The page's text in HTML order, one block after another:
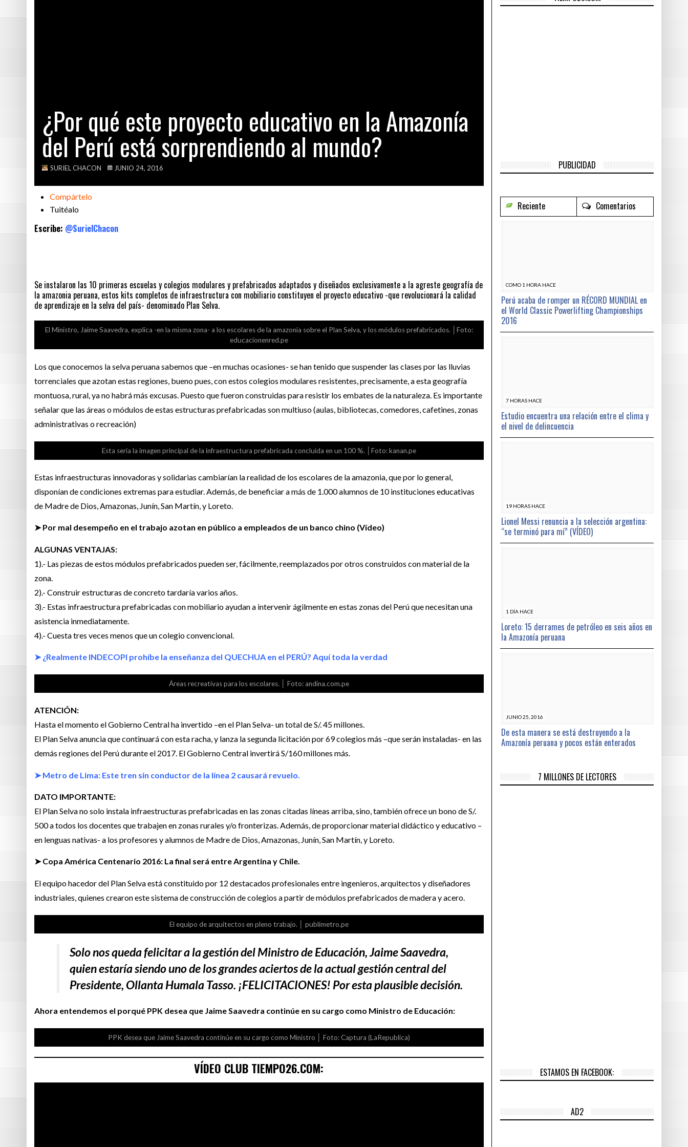
¿Por qué este proyecto educativo en la Amazonía
del Perú está sorprendiendo al mundo?
SURIEL CHACON JUNIO 24, 2016
Compártelo
Tuitéalo
Escribe: @SurielChacon
Se instalaron las 10 primeras escuelas y colegios modulares y prefabricados adaptados y diseñados exclusivamente a la agreste geografía de
la amazonia peruana, estos kits completos de infraestructura con mobiliario constituyen el proyecto educativo -que revolucionará la calidad
de aprendizaje en la selva del país- denominado Plan Selva.
El Ministro, Jaime Saavedra, explica -en la misma zona- a los escolares de la amazonia sobre el Plan Selva, y los módulos prefabricados. │Foto:
educacionenred.pe
Los que conocemos la selva peruana sabemos que –en muchas ocasiones- se han tenido que suspender las clases por las lluvias
torrenciales que azotan estas regiones, bueno pues, con estos colegios modulares resistentes, precisamente, a esta geografía
montuosa, rural, ya no habrá más excusas. Puesto que fueron construidas para resistir los embates de la naturaleza. Es importante
señalar que las áreas o módulos de estas estructuras prefabricadas son multiuso (aulas, bibliotecas, comedores, cafetines, zonas
administrativas o recreación)
Esta sería la imagen principal de la infraestructura prefabricada concluida en un 100 %. │Foto: kanan.pe
Estas infraestructuras innovadoras y solidarias cambiarían la realidad de los escolares de la amazonia, que por lo general,
disponían de condiciones extremas para estudiar. Además, de beneficiar a más de 1.000 alumnos de 10 instituciones educativas
de Madre de Dios, Amazonas, Junín, San Martín, y Loreto.
➤ Por mal desempeño en el trabajo azotan en público a empleados de un banco chino (Vídeo)
ALGUNAS VENTAJAS:
1).- Las piezas de estos módulos prefabricados pueden ser, fácilmente, reemplazados por otros construidos con material de la
zona.
2).- Construir estructuras de concreto tardaría varios años.
3).- Estas infraestructura prefabricadas con mobiliario ayudan a intervenir ágilmente en estas zonas del Perú que necesitan una
asistencia inmediatamente.
4).- Cuesta tres veces menos que un colegio convencional.
➤ ¿Realmente INDECOPI prohíbe la enseñanza del QUECHUA en el PERÚ? Aquí toda la verdad
Áreas recreativas para los escolares. │ Foto: andina.com.pe
ATENCIÓN:
Hasta el momento el Gobierno Central ha invertido –en el Plan Selva- un total de S/. 45 millones.
El Plan Selva anuncia que continuará con esta racha, y lanza la segunda licitación por 69 colegios más –que serán instaladas- en las
demás regiones del Perú durante el 2017. El Gobierno Central invertirá S/160 millones más.
➤ Metro de Lima: Este tren sin conductor de la línea 2 causará revuelo.
DATO IMPORTANTE:
El Plan Selva no solo instala infraestructuras prefabricadas en las zonas citadas líneas arriba, sino, también ofrece un bono de S/.
500 a todos los docentes que trabajen en zonas rurales y/o fronterizas. Además, de proporcionar material didáctico y educativo –
en lenguas nativas- a los profesores y alumnos de Madre de Dios, Amazonas, Junín, San Martín, y Loreto.
➤ Copa América Centenario 2016: La final será entre Argentina y Chile.
El equipo hacedor del Plan Selva está constituido por 12 destacados profesionales entre ingenieros, arquitectos y diseñadores
industriales, quienes crearon este sistema de construcción de colegios a partir de módulos prefabricados de madera y acero.
El equipo de arquitectos en pleno trabajo. │ publimetro.pe
Solo nos queda felicitar a la gestión del Ministro de Educación, Jaime Saavedra,
quien estaría siendo uno de los grandes aciertos de la actual gestión central del
Presidente, Ollanta Humala Tasso. ¡FELICITACIONES! Por esta plausible decisión.
Ahora entendemos el porqué PPK desea que Jaime Saavedra continúe en su cargo como Ministro de Educación:
PPK desea que Jaime Saavedra continúe en su cargo como Ministro │ Foto: Captura (LaRepublica)
VÍDEO CLUB TIEMPO26.COM:
PUBLICIDAD
Reciente Comentarios
COMO 1 HORA HACE
Perú acaba de romper un RÉCORD MUNDIAL en
el World Classic Powerlifting Championships
2016
7 HORAS HACE
Estudio encuentra una relación entre el clima y
el nivel de delincuencia
19 HORAS HACE
Lionel Messi renuncia a la selección argentina:
“se terminó para mí” (VÍDEO)
1 DÍA HACE
Loreto: 15 derrames de petróleo en seis años en
la Amazonía peruana
JUNIO 25, 2016
De esta manera se está destruyendo a la
Amazonía peruana y pocos están enterados
7 MILLONES DE LECTORES
ESTAMOS EN FACEBOOK:
AD2